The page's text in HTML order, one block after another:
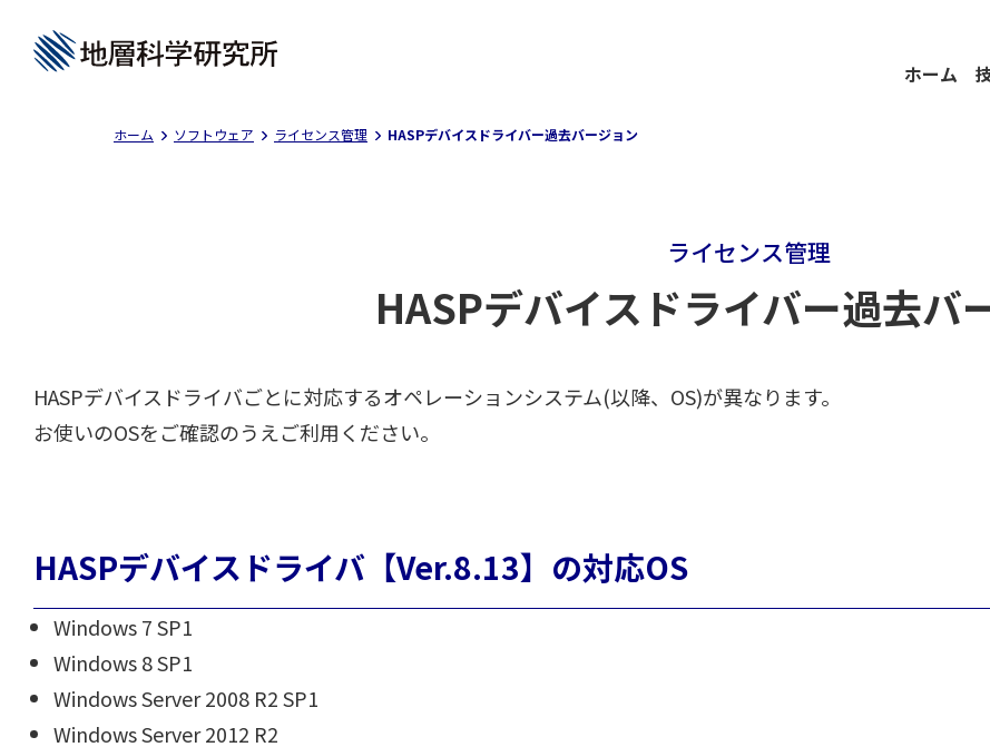
ホーム
ホーム ソフトウェア ライセンス管理 HASPデバイスドライバー過去バージョン
ライセンス管理
HASPデバイスドライバー過去バ
HASPデバイスドライバごとに対応するオペレーションシステム(以降、OS)が異なります。
お使いのOSをご確認のうえご利用ください。
HASPデバイスドライバ【Ver.8.13】の対応OS
Windows 7 SP1
Windows 8 SP1
Windows Server 2008 R2 SP1
Windows Server 2012 R2